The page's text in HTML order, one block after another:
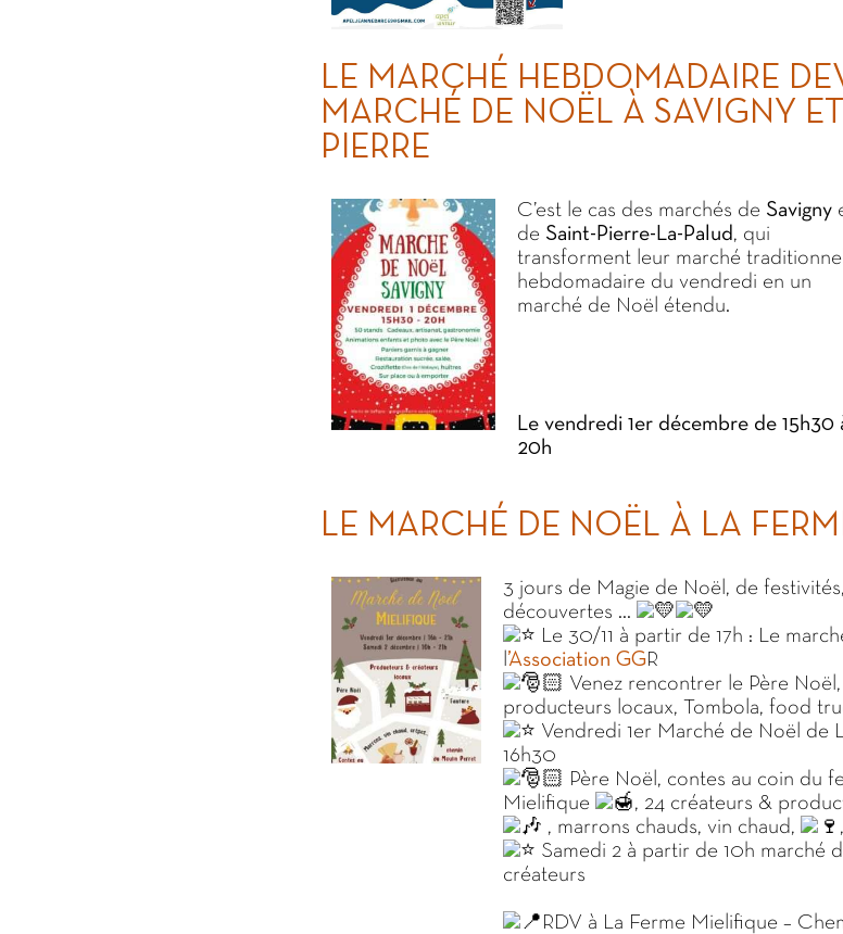
LE MARCHÉ HEBDOMADAIRE
MARCHÉ DE NOËL À SAVIGNY
PIERRE
C’est le cas des marchés de Savigny
de Saint-Pierre-La-Palud, qui
transforment leur marché traditionnel
hebdomadaire du vendredi en un
marché de Noël étendu.
Le vendredi 1er décembre de 15h30
20h
LE MARCHÉ DE NOËL À LA
3 jours de Magie de Noël, de
découvertes …
Le 30/11 à partir de 17h : Le
’Association GGR
Venez rencontrer le Père
producteurs locaux, Tombola, food
Vendredi 1er Marché de Noël de
16h30
Père Noël, contes au coin du
Mielifique
, 24 créateurs &
, marrons chauds, vin chaud,
Samedi 2 à partir de 10h marché
créateurs
RDV à La Ferme Mielifique –